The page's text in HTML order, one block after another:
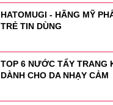
HATOMUGI - HÃNG MỸ
TRẺ TIN DÙNG
TOP 6 NƯỚC TẨY TRANG
DÀNH CHO DA NHẠY CẢM